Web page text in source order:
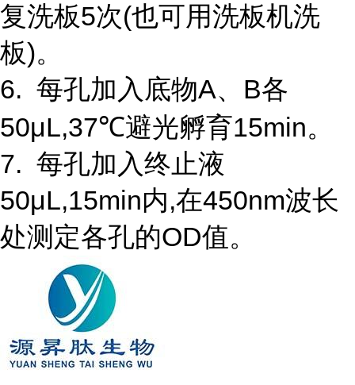
复洗板5次(也可用洗板机洗
板)。
6. 每孔加入底物A、B各
50μL,37℃避光孵育15min。
7. 每孔加入终止液
50μL,15min内,在450nm波长
处测定各孔的OD值。